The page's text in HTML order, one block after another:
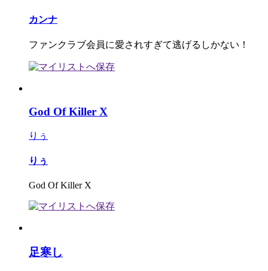
カンナ
ファンクラブ会員に愛されすぎて逃げるしかない！
God Of Killer X
りぅ
りぅ
God Of Killer X
足寒し